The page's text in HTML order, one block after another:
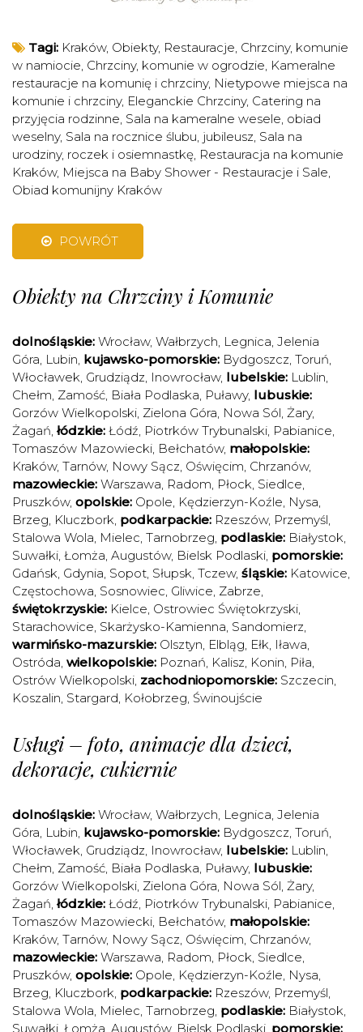
Tagi: Kraków, Obiekty, Restauracje Chrzciny, komunie
w namiocie Chrzciny, komunie w ogrodzie Kameralne
restauracje na komunię i chrzciny, Nietypowe miejsca na
komunie i chrzciny, Eleganckie Chrzciny, Catering na
przyjęcia rodzinne Sala na kameralne wesele, obiad
weselny, Sala na rocznice ślubu, jubileusz Sala na
urodziny, roczek i osiemnastkę Restauracja na komunie
Kraków, Miejsca na Baby Shower - Restauracje i Sale
Obiad komunijny Kraków
POWRÓT
Obiekty na Chrzciny i Komunie
dolnośląskie: Wrocław, Wałbrzych Legnica Jelenia
Góra Lubin kujawsko-pomorskie: Bydgoszcz Toruń
Włocławek Grudziądz Inowrocław, lubelskie: Lublin
Chełm Zamość Biała Podlaska Puławy, lubuskie:
Gorzów Wielkopolski Zielona Góra Nowa Sól Żary,
Żagań łódzkie: Łódź Piotrków Trybunalski Pabianice
Tomaszów Mazowiecki Bełchatów, małopolskie:
Kraków, Tarnów, Nowy Sącz Oświęcim Chrzanów,
mazowieckie: Warszawa Radom Płock Siedlce
Pruszków, opolskie: Opole Kędzierzyn-Koźle Nysa
Brzeg Kluczbork podkarpackie: Rzeszów, Przemyśl
Stalowa Wola Mielec Tarnobrzeg podlaskie: Białystok
Suwałki Łomża Augustów, Bielsk Podlaski pomorskie:
Gdańsk Gdynia Sopot Słupsk Tczew, śląskie: Katowice
Częstochowa Sosnowiec Gliwice Zabrze
świętokrzyskie: Kielce Ostrowiec Świętokrzyski
Starachowice Skarżysko-Kamienna Sandomierz
warmińsko-mazurskie: Olsztyn Elbląg Ełk Iława
Ostróda wielkopolskie: Poznań Kalisz Konin Piła
Ostrów Wielkopolski zachodniopomorskie: Szczecin
Koszalin Stargard Kołobrzeg Świnoujście
Usługi – foto, animacje dla dzieci,
dekoracje, cukiernie
dolnośląskie: Wrocław, Wałbrzych Legnica Jelenia
Góra Lubin kujawsko-pomorskie: Bydgoszcz Toruń
Włocławek Grudziądz Inowrocław, lubelskie: Lublin
Chełm Zamość Biała Podlaska Puławy, lubuskie:
Gorzów Wielkopolski Zielona Góra Nowa Sól Żary,
Żagań łódzkie: Łódź Piotrków Trybunalski Pabianice
Tomaszów Mazowiecki Bełchatów, małopolskie:
Kraków, Tarnów, Nowy Sącz Oświęcim Chrzanów,
mazowieckie: Warszawa Radom Płock Siedlce
Pruszków, opolskie: Opole Kędzierzyn-Koźle Nysa
Brzeg Kluczbork podkarpackie: Rzeszów, Przemyśl
Stalowa Wola Mielec Tarnobrzeg podlaskie: Białystok
Suwałki Łomża Augustów, Bielsk Podlaski pomorskie: